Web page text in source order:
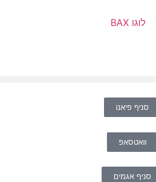
סניף פיאנו
וואטסאפ
סניף אגמים